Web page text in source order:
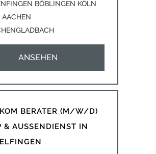
BÖBLINGEN KÖLN
ANSEHEN
BERATER (M/W/D)
& AUSSENDIENST IN